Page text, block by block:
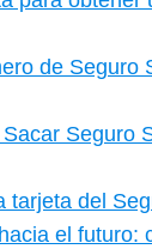
de Seguro
Seguro
tarjeta del
el futuro: